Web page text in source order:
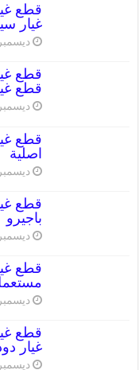
غيار
ديسمبر 1, 2023
قطع
ديسمبر 1, 2023
اصلية
ديسمبر 1, 2023
باجيرو
ديسمبر 1, 2023
ديسمبر 1, 2023
غيار
ديسمبر 1, 2023